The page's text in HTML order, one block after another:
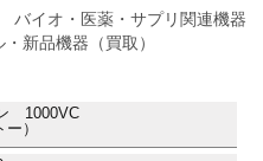
イオ・医薬・サプリ関連機器
新品機器（買取）
1000VC
）